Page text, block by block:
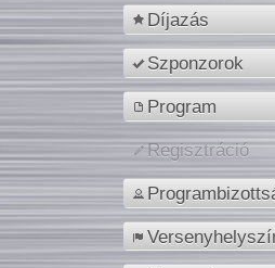
Díjazás
Szponzorok
Program
Regisztráció